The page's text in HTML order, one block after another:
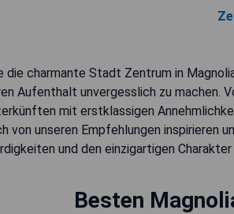
die charmante Stadt Zentrum in
Aufenthalt unvergesslich zu machen.
mit erstklassigen
von unseren Empfehlungen inspirieren
und den einzigartigen
Besten